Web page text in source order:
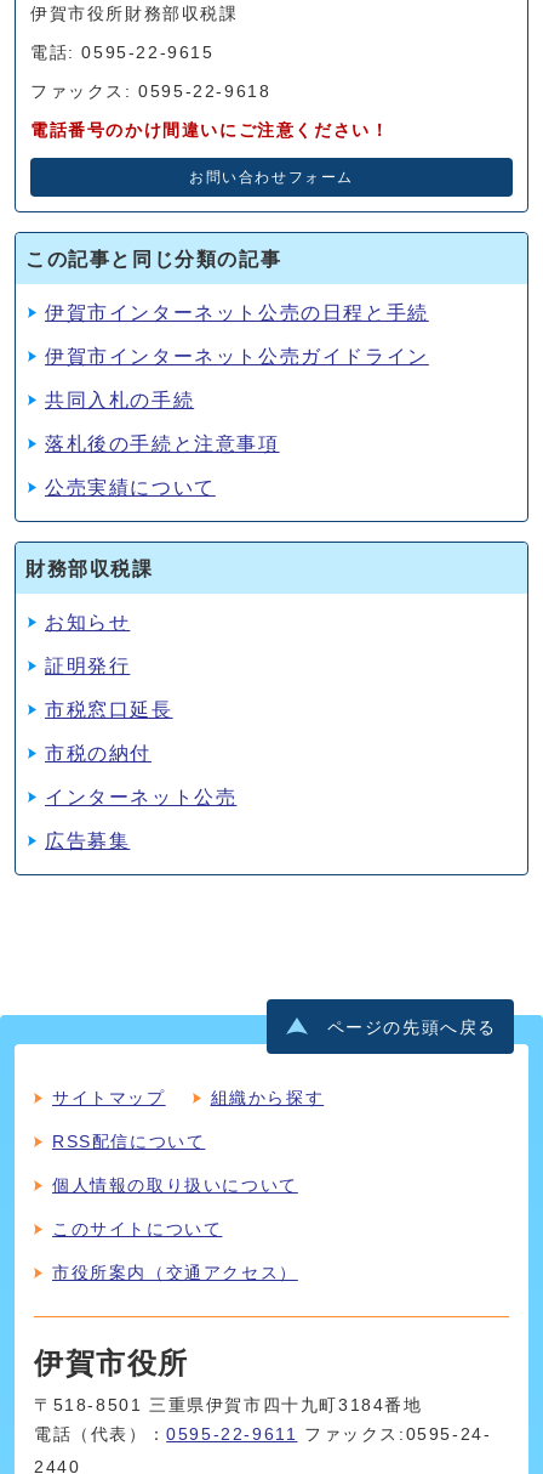
伊賀市役所財務部収税課
電話: 0595-22-9615
ファックス: 0595-22-9618
電話番号のかけ間違いにご注意ください！
お問い合わせフォーム
この記事と同じ分類の記事
伊賀市インターネット公売の日程と手続
伊賀市インターネット公売ガイドライン
共同入札の手続
落札後の手続と注意事項
公売実績について
財務部収税課
お知らせ
証明発行
市税窓口延長
市税の納付
インターネット公売
広告募集
ページの先頭へ戻る
サイトマップ 組織から探す
RSS配信について
個人情報の取り扱いについて
このサイトについて
市役所案内（交通アクセス）
伊賀市役所
〒518-8501 三重県伊賀市四十九町3184番地
電話（代表）：0595-22-9611
ファックス:0595-24-
2440